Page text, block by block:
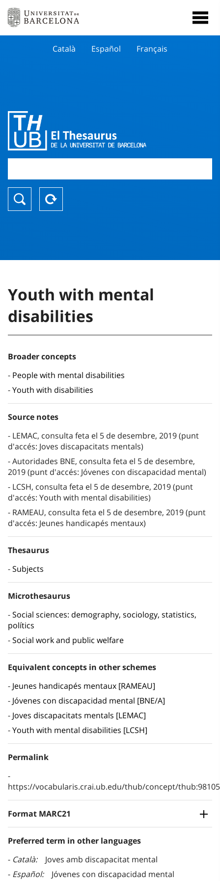
Català Español Français
Youth with mental
disabilities
Broader concepts
People with mental disabilities
Youth with disabilities
Source notes
LEMAC, consulta feta el 5 de desembre, 2019 (punt
d'accés: Joves discapacitats mentals)
Autoridades BNE, consulta feta el 5 de desembre,
2019 (punt d'accés: Jóvenes con discapacidad mental)
LCSH, consulta feta el 5 de desembre, 2019 (punt
d'accés: Youth with mental disabilities)
RAMEAU, consulta feta el 5 de desembre, 2019 (punt
d'accés: Jeunes handicapés mentaux)
Thesaurus
Subjects
Microthesaurus
Social sciences: demography, sociology, statistics,
polítics
Social work and public welfare
Equivalent concepts in other schemes
Jeunes handicapés mentaux [RAMEAU]
Jóvenes con discapacidad mental [BNE/A]
Joves discapacitats mentals [LEMAC]
Youth with mental disabilities [LCSH]
Permalink
https://vocabularis.crai.ub.edu/thub/concept/
Format MARC21
Preferred term in other languages
Català
Joves amb discapacitat mental
Español
Jóvenes con discapacidad mental